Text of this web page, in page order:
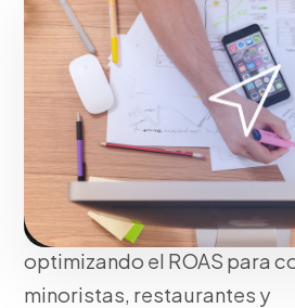
Aumentamos el tráfico
Traffic) y las ventas offline
geolocalizadas impulsivas.
a los conductores hacia tu
drive-thru exactamente en
que buscan servicios en su
optimizando el ROAS para
minoristas, restaurantes y